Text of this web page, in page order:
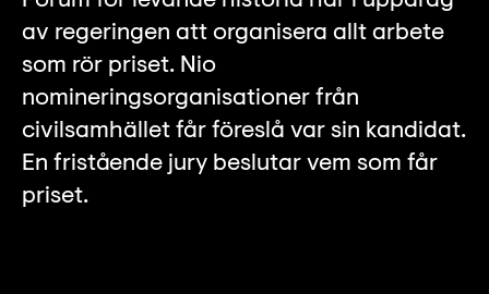
av regeringen att organisera allt arbete
som rör priset. Nio
nomineringsorganisationer från
civilsamhället får föreslå var sin kandidat.
En fristående jury beslutar vem som får
priset.